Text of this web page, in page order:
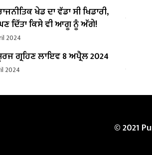
ਖੇਡ ਦਾ ਵੱਡਾ ਸੀ ਖਿਡਾਰੀ,
ਦਿੱਤਾ ਕਿਸੇ ਵੀ ਆਗੂ ਨੂੰ ਅੱਗੇ!
2024
ਗ੍ਰਹਿਣ ਲਾਇਵ 8 ਅਪ੍ਰੈਲ 2024
2024
© 2021